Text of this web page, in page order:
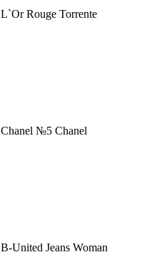
L`Or Rouge Torrente
Chanel №5 Chanel
B-United Jeans Woman